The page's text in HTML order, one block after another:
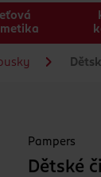
Pampers
Dětské